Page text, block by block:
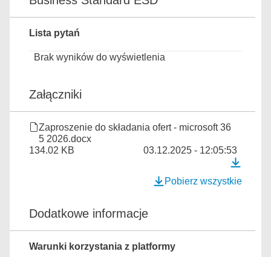
Lista pytań
Brak wyników do wyświetlenia
Załączniki
Zaproszenie do składania ofert - microsoft 36
5 2026.docx
134.02 KB
03.12.2025 - 12:05:53
Pobierz wszystkie
Dodatkowe informacje
Warunki korzystania z platformy